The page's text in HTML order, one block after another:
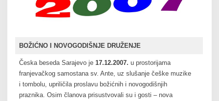
BOŽIĆNO I NOVOGODIŠNJE DRUŽENJE
Česka beseda Sarajevo je 17.12.2007. u prostorijama
franjevačkog samostana sv. Ante, uz slušanje češke muzike
i tombolu, upriličila proslavu božićnih i novogodišnjih
praznika. Osim članova prisustvovali su i gosti – nova